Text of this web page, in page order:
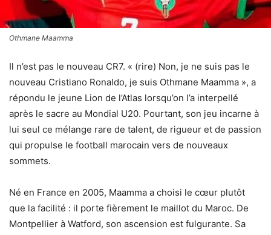
Othmane Maamma
Il n’est pas le nouveau CR7. « (rire) Non, je ne suis pas le
nouveau Cristiano Ronaldo, je suis Othmane Maamma », a
répondu le jeune Lion de l’Atlas lorsqu’on l’a interpellé
après le sacre au Mondial U20. Pourtant, son jeu incarne à
lui seul ce mélange rare de talent, de rigueur et de passion
qui propulse le football marocain vers de nouveaux
sommets.
Né en France en 2005, Maamma a choisi le cœur plutôt
que la facilité : il porte fièrement le maillot du Maroc. De
Montpellier à Watford, son ascension est fulgurante. Sa